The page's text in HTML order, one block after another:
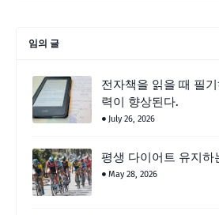
임의 글
전자책을 읽을 때 필
력이 향상된다.
July 26, 2026
평생 다이어트 유지하
May 28, 2026